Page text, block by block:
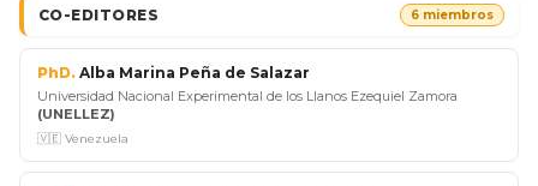
CO-EDITORES 6 miembros
PhD. Alba Marina Peña de Salazar
Universidad Nacional Experimental de los Llanos Ezequiel Zamora
(UNELLEZ)
🇻🇪 Venezuela